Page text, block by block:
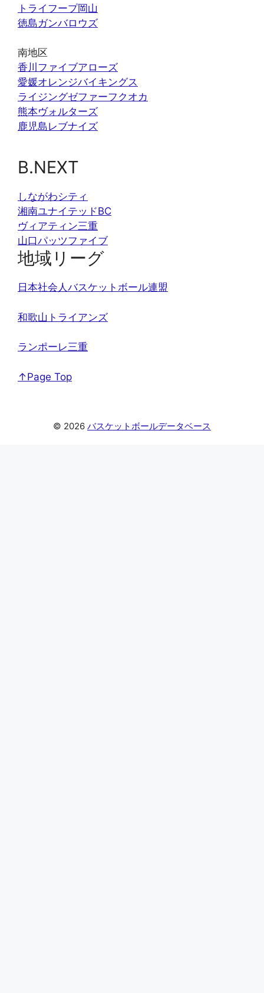
トライフープ岡山
徳島ガンバロウズ
南地区
香川ファイブアローズ
愛媛オレンジバイキングス
ライジングゼファーフクオカ
熊本ヴォルターズ
鹿児島レブナイズ
B.NEXT
しながわシティ
湘南ユナイテッドBC
ヴィアティン三重
山口パッツファイブ
地域リーグ
日本社会人バスケットボール連盟
和歌山トライアンズ
ランポーレ三重
↑Page Top
© 2026 バスケットボールデータベース